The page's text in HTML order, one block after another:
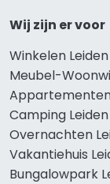
Wij zijn er voor
Winkelen Leiden
Meubel-
Camping Leiden
Overnachten
Vakantiehuis
Bungalowpark